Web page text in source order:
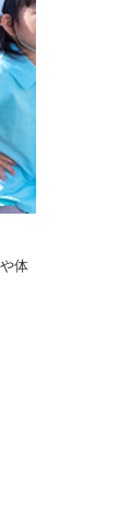
体